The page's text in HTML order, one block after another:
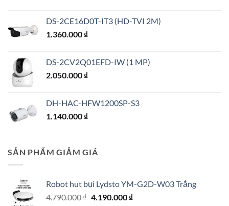
DS-2CE16D0T-IT3 (HD-TVI 2M)
1.360.000 ₫
DS-2CV2Q01EFD-IW (1 MP)
2.050.000 ₫
DH-HAC-HFW1200SP-S3
1.140.000 ₫
SẢN PHẨM GIẢM GIÁ
Robot hut bụi Lydsto YM-G2D-W03 Trắng
4.790.000₫ Giá
4.190.000 ₫Giá